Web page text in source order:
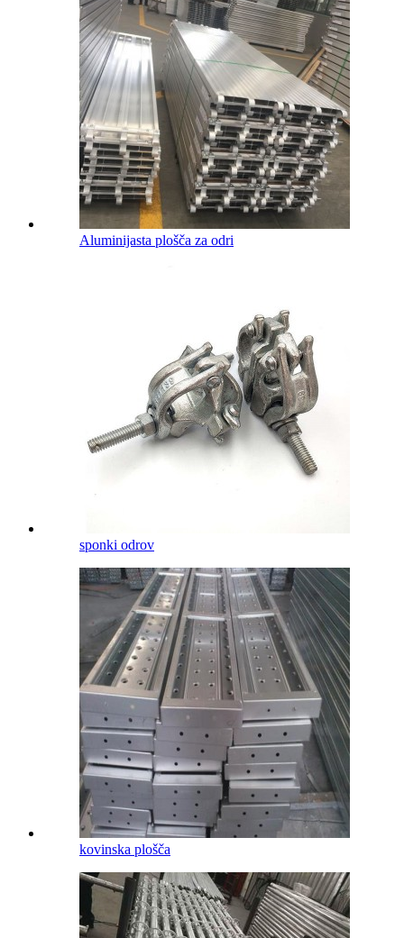
Aluminijasta plošča za odri
sponki odrov
kovinska plošča